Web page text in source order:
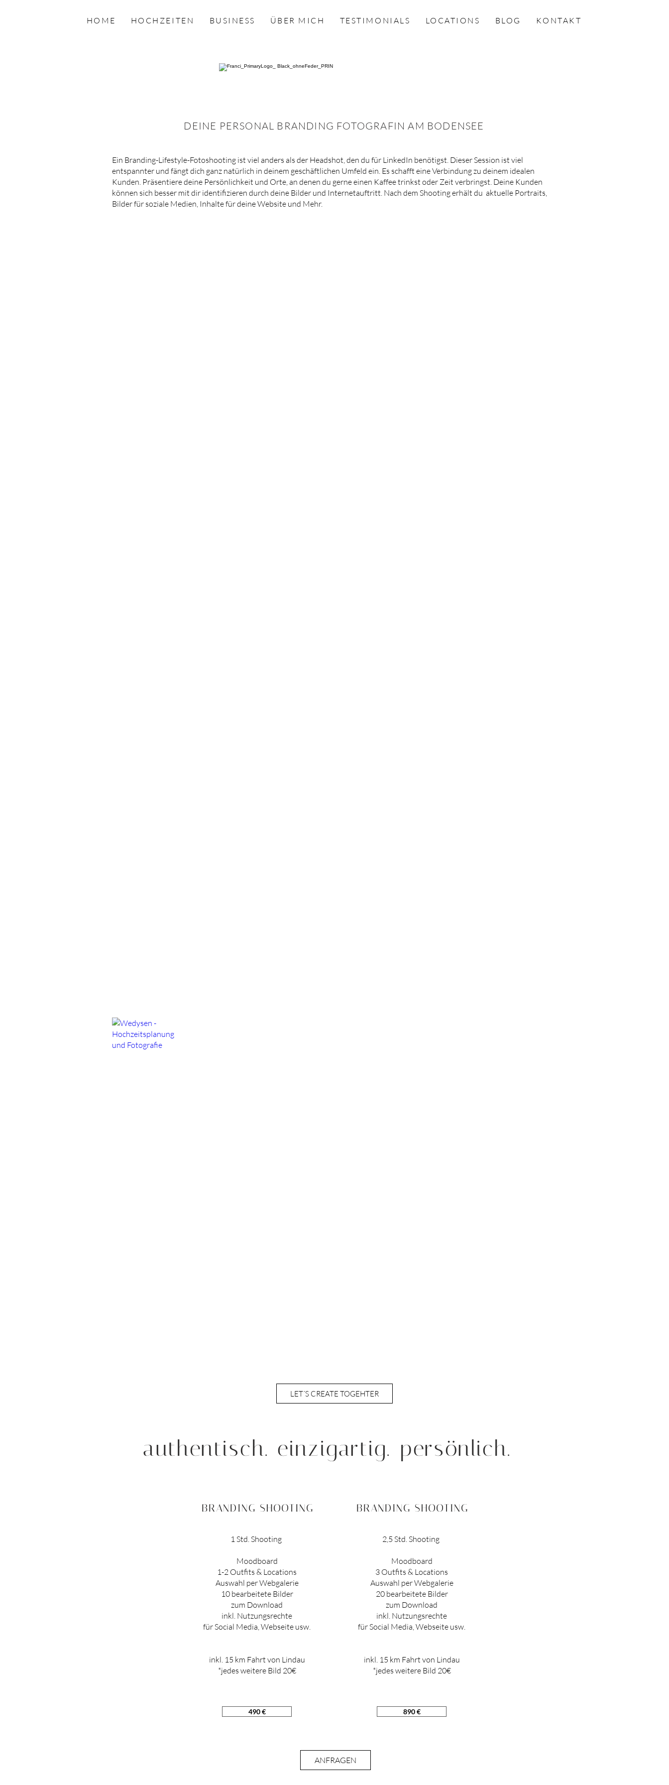
HOME HOCHZEITEN BUSINESS ÜBER MICH TESTIMONIALS LOCATIONS BLOG KONTAKT
DEINE PERSONAL BRANDING FOTOGRAFIN AM BODENSEE
Ein Branding-Lifestyle-Fotoshooting ist viel anders als der Headshot, den du für LinkedIn benötigst. Dieser Session ist viel
entspannter und fängt dich ganz natürlich in deinem geschäftlichen Umfeld ein. Es schafft eine Verbindung zu deinem idealen
Kunden. Präsentiere deine Persönlichkeit und Orte, an denen du gerne einen Kaffee trinkst oder Zeit verbringst. Deine Kunden
können sich besser mit dir identifizieren durch deine Bilder und Internetauftritt. Nach dem Shooting erhält du aktuelle Portraits,
Bilder für soziale Medien, Inhalte für deine Website und Mehr.
Wedysen - Hochzeitsplanung und Fotografie
LET´S CREATE TOGEHTER
authentisch. einzigartig. persönlich.
BRANDING SHOOTING
1 Std. Shooting
Moodboard
1-2 Outfits & Locations
Auswahl per Webgalerie
10 bearbeitete Bilder
zum Download
inkl. Nutzungsrechte
für Social Media, Webseite usw.
inkl. 15 km Fahrt von Lindau
*jedes weitere Bild 20€
490 €
BRANDING SHOOTING
2,5 Std. Shooting
Moodboard
3 Outfits & Locations
Auswahl per Webgalerie
20 bearbeitete Bilder
zum Download
inkl. Nutzungsrechte
für Social Media, Webseite usw.
inkl. 15 km Fahrt von Lindau
*jedes weitere Bild 20€
890 €
ANFRAGEN